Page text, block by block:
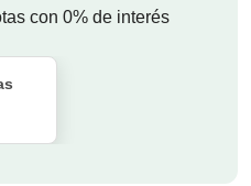
con 0% de interés